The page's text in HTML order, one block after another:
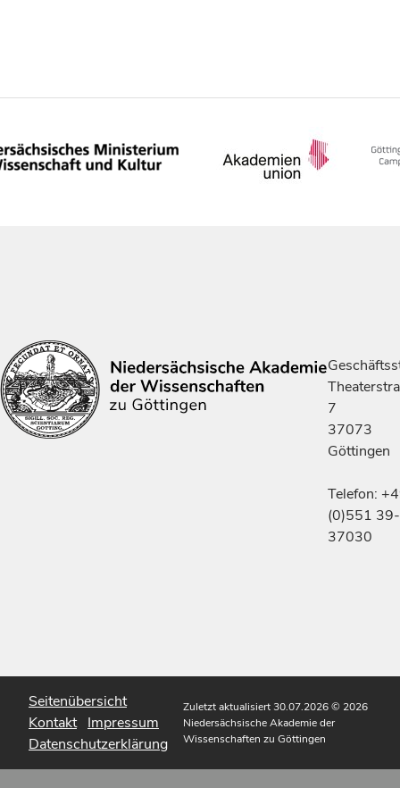
7
37073
Göttingen
Telefon:
(0)551 39-
37030
Seitenübersicht
Kontakt Impressum
Datenschutzerklärung
Zuletzt aktualisiert 30.07.2026© 2026
Niedersächsische Akademie der
Wissenschaften zu Göttingen